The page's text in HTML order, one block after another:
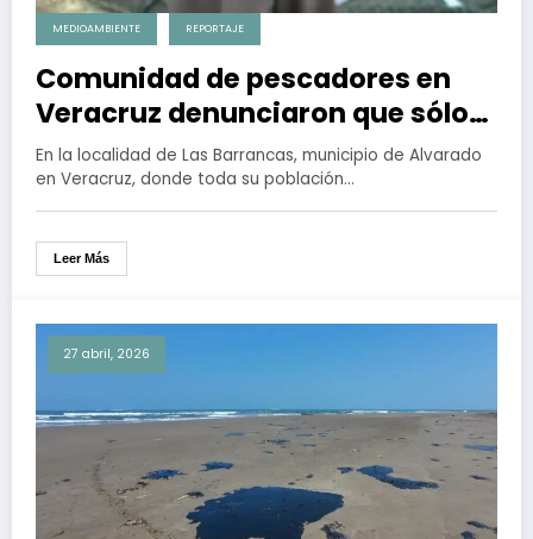
MEDIOAMBIENTE REPORTAJE
Comunidad de pescadores en
Veracruz denunciaron que sólo
se han limpiado las playas
turísticas tras derrame en el
Golfo de México
En la localidad de Las Barrancas, municipio de Alvarado
en Veracruz, donde toda su población…
Leer Más
27 abril, 2026